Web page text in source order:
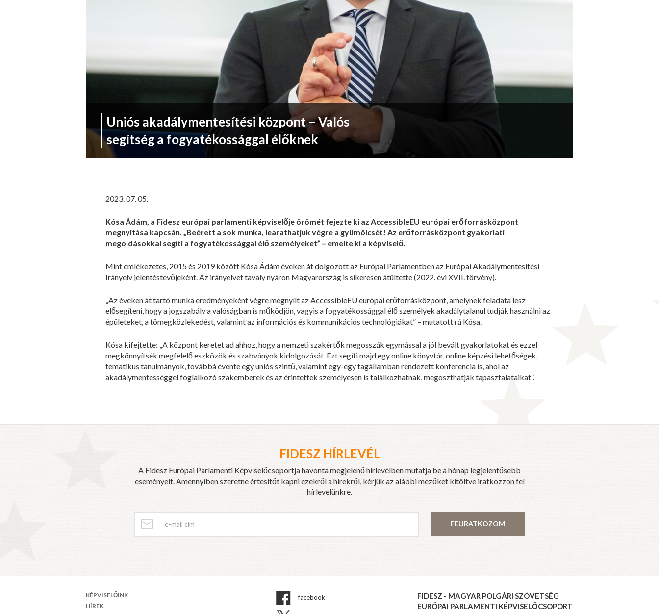
Uniós akadálymentesítési központ – Valós
segítség a fogyatékossággal élőknek
2023. 07. 05.
Kósa Ádám, a Fidesz európai parlamenti képviselője örömét fejezte ki az AccessibleEU európai erőforrásközpont
megnyitása kapcsán. „Beérett a sok munka, learathatjuk végre a gyümölcsét! Az erőforrásközpont gyakorlati
megoldásokkal segíti a fogyatékossággal élő személyeket” – emelte ki a képviselő.
Mint emlékezetes, 2015 és 2019 között Kósa Ádám éveken át dolgozott az Európai Parlamentben az Európai Akadálymentesítési
Irányelv jelentéstevőjeként. Az irányelvet tavaly nyáron Magyarország is sikeresen átültette (2022. évi XVII. törvény).
„Az éveken át tartó munka eredményeként végre megnyílt az AccessibleEU európai erőforrásközpont, amelynek feladata lesz
elősegíteni, hogy a jogszabály a valóságban is működjön, vagyis a fogyatékossággal élő személyek akadálytalanul tudják használni az
épületeket, a tömegközlekedést, valamint az információs és kommunikációs technológiákat” – mutatott rá Kósa.
Kósa kifejtette: „A központ keretet ad ahhoz, hogy a nemzeti szakértők megosszák egymással a jól bevált gyakorlatokat és ezzel
megkönnyítsék megfelelő eszközök és szabványok kidolgozását. Ezt segíti majd egy online könyvtár, online képzési lehetőségek,
tematikus tanulmányok, továbbá évente egy uniós szintű, valamint egy-egy tagállamban rendezett konferencia is, ahol az
akadálymentességgel foglalkozó szakemberek és az érintettek személyesen is találkozhatnak, megoszthatják tapasztalataikat”.
FIDESZ HÍRLEVÉL
A Fidesz Európai Parlamenti Képviselőcsoportja havonta megjelenő hírlevélben mutatja be a hónap legjelentősebb
eseményeit. Amennyiben szeretne értesítőt kapni ezekről a hírekről, kérjük az alábbi mezőket kitöltve iratkozzon fel
hírlevelünkre.
FELIRATKOZOM
KÉPVISELŐINK
HÍREK
facebook
FIDESZ - MAGYAR POLGÁRI SZÖVETSÉG
EURÓPAI PARLAMENTI KÉPVISELŐCSOPORT